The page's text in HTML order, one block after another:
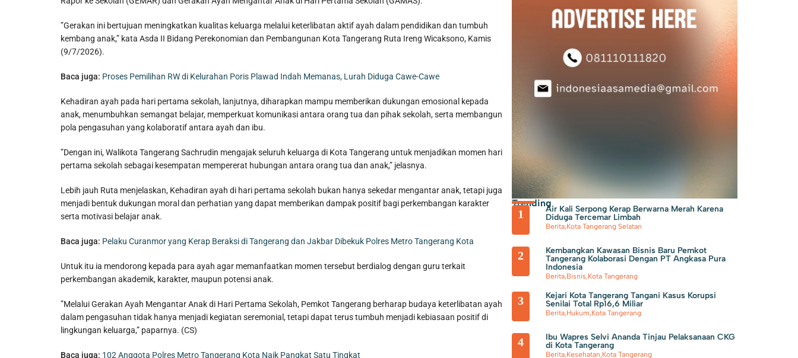
”Gerakan ini bertujuan meningkatkan kualitas keluarga melalui keterlibatan aktif ayah dalam pendidikan dan tumbuh
kembang anak,” kata Asda II Bidang Perekonomian dan Pembangunan Kota Tangerang Ruta Ireng Wicaksono, Kamis
(9/7/2026).
Baca juga: Proses Pemilihan RW di Kelurahan Poris Plawad Indah Memanas, Lurah Diduga Cawe-Cawe
Kehadiran ayah pada hari pertama sekolah, lanjutnya, diharapkan mampu memberikan dukungan emosional kepada
anak, menumbuhkan semangat belajar, memperkuat komunikasi antara orang tua dan pihak sekolah, serta membangun
pola pengasuhan yang kolaboratif antara ayah dan ibu.
”Dengan ini, Walikota Tangerang Sachrudin mengajak seluruh keluarga di Kota Tangerang untuk menjadikan momen hari
pertama sekolah sebagai kesempatan mempererat hubungan antara orang tua dan anak,” jelasnya.
Lebih jauh Ruta menjelaskan, Kehadiran ayah di hari pertama sekolah bukan hanya sekedar mengantar anak, tetapi juga
menjadi bentuk dukungan moral dan perhatian yang dapat memberikan dampak positif bagi perkembangan karakter
serta motivasi belajar anak.
Baca juga: Pelaku Curanmor yang Kerap Beraksi di Tangerang dan Jakbar Dibekuk Polres Metro Tangerang Kota
Untuk itu ia mendorong kepada para ayah agar memanfaatkan momen tersebut berdialog dengan guru terkait
perkembangan akademik, karakter, maupun potensi anak.
”Melalui Gerakan Ayah Mengantar Anak di Hari Pertama Sekolah, Pemkot Tangerang berharap budaya keterlibatan ayah
dalam pengasuhan tidak hanya menjadi kegiatan seremonial, tetapi dapat terus tumbuh menjadi kebiasaan positif di
lingkungan keluarga,” paparnya. (CS)
Baca juga: 102 Anggota Polres Metro Tangerang Kota Naik Pangkat Satu Tingkat
Trending
1
Air Kali Serpong Kerap Berwarna Merah Karena
Diduga Tercemar Limbah
Berita,Kota Tangerang Selatan
2
Kembangkan Kawasan Bisnis Baru Pemkot
Tangerang Kolaborasi Dengan PT Angkasa Pura
Indonesia
Berita,Bisnis,Kota Tangerang
3
Kejari Kota Tangerang Tangani Kasus Korupsi
Senilai Total Rp16,6 Miliar
Berita,Hukum,Kota Tangerang
4
Ibu Wapres Selvi Ananda Tinjau Pelaksanaan CKG
di Kota Tangerang
Berita,Kesehatan,Kota Tangerang